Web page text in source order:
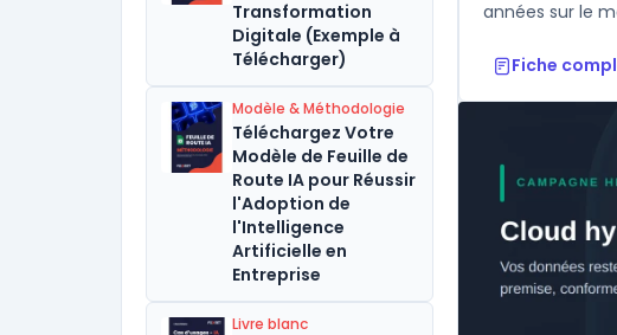
Transformation
Digitale (Exemple à
Télécharger)
Modèle & Méthodologie
Téléchargez Votre
Modèle de Feuille de
Route IA pour Réussir
l'Adoption de
l'Intelligence
Artificielle en
Entreprise
Livre blanc
années sur le
Fiche